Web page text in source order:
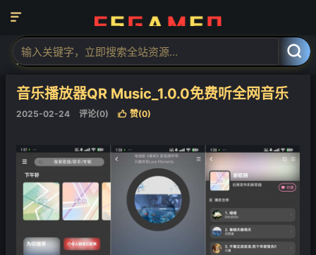


当前位置：福神网-专注分享最实用的软件、工具、资讯
正
文
音乐播放器QR Music_1.0.0免费听全网音乐
2025-02-24 评论(0)  赞(0)